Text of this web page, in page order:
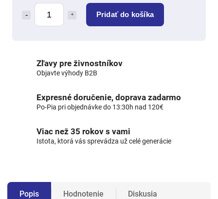
Pridať do košíka
Zľavy pre živnostníkov
Objavte výhody B2B
Expresné doručenie, doprava zadarmo
Po-Pia pri objednávke do 13:30h nad 120€
Viac než 35 rokov s vami
Istota, ktorá vás sprevádza už celé generácie
Popis Hodnotenie Diskusia